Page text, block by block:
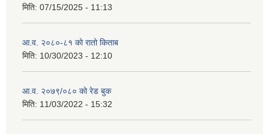
मिति: 07/15/2025 - 11:13
आ.व. २०८०-८१ को रातो किताब
मिति: 10/30/2023 - 12:10
आ.व. २०७९/०८० को रेड बुक
मिति: 11/03/2022 - 15:32